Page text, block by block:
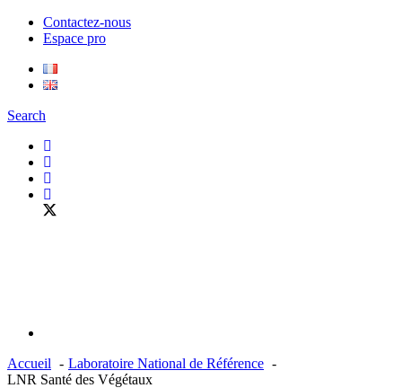
Contactez-nous
Espace pro
Search
Accueil
Laboratoire National de Référence
LNR Santé des Végétaux